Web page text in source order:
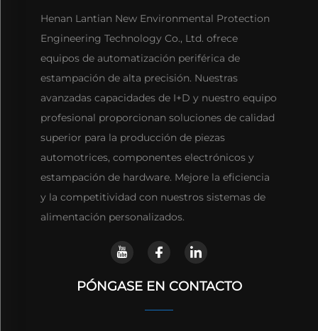
Henan Lantian New Environmental Protection
Engineering Technology Co., Ltd. ofrece
equipos de automatización periférica de
estampación de alta precisión. Nuestras
avanzadas capacidades de I+D y nuestro equipo
profesional proporcionan soluciones de calidad
superior para la producción de piezas
automotrices, componentes electrónicos y
estampación de hardware. Mejore la eficiencia
y la competitividad con nuestros sistemas de
alimentación personalizados.
PÓNGASE EN CONTACTO